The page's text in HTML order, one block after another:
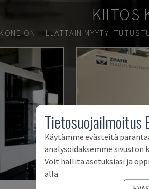
KIITOS
ON HILJATTAIN MYYTY.
Tietosuojailmoitus
Käytämme evästeitä
analysoidaksemme
Voit hallita asetuksiasi ja
alla.